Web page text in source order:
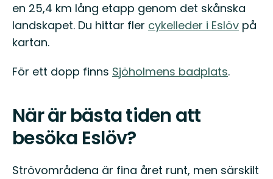
en 25,4 km lång etapp genom det skånska
landskapet. Du hittar fler cykelleder i Eslöv på
kartan.
För ett dopp finns Sjöholmens badplats.
När är bästa tiden att
besöka Eslöv?
Strövområdena är fina året runt, men särskilt